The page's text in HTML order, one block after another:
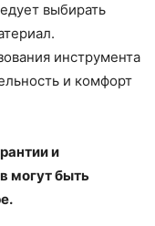
выбирать
инструмента
и комфорт
и
могут быть